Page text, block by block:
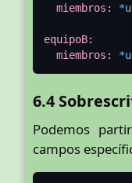
miembros:
equipoB:
miembros:
6.4
Podemos
campos